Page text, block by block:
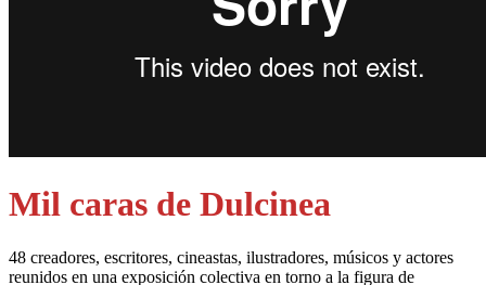
Mil caras de Dulcinea
48 creadores, escritores, cineastas, ilustradores, músicos y actores
reunidos en una exposición colectiva en torno a la figura de